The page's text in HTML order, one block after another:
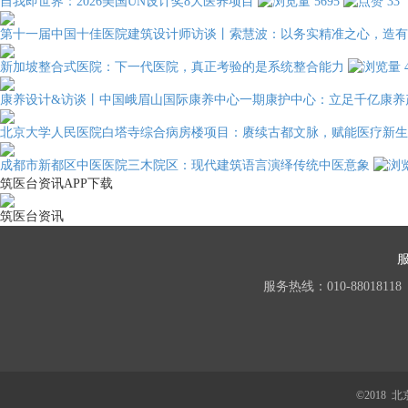
第十一届中国十佳医院建筑设计师访谈丨索慧波：以务实精准之心，造
新加坡整合式医院：下一代医院，真正考验的是系统整合能力
康养设计&访谈丨中国峨眉山国际康养中心一期康护中心：立足千亿康
北京大学人民医院白塔寺综合病房楼项目：赓续古都文脉，赋能医疗新生
成都市新都区中医医院三木院区：现代建筑语言演绎传统中医意象
筑医台资讯APP下载
筑医台资讯
服务热线：010-88018118
©2018 北